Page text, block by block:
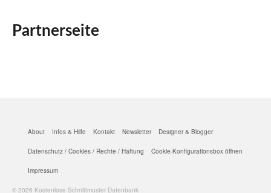
Partnerseite
About Infos & Hilfe Kontakt Newsletter Designer & Blogger
Datenschutz / Cookies / Rechte / Haftung Cookie-Konfigurationsbox öffnen
Impressum
© 2026 Kostenlose Schnittmuster Datenbank